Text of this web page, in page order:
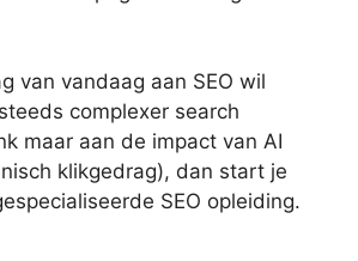
van vandaag aan SEO wil
complexer search
maar aan de impact van AI
klikgedrag), dan start je
SEO opleiding.